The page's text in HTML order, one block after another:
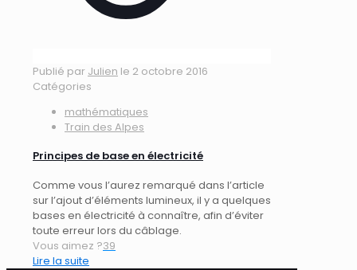
Publié par Julien le 2 octobre 2016
Catégories
mathématiques
Train des Alpes
Principes de base en électricité
Comme vous l’aurez remarqué dans l’article
sur l’ajout d’éléments lumineux, il y a quelques
bases en électricité à connaître, afin d’éviter
toute erreur lors du câblage.
Vous aimez ?39
Lire la suite